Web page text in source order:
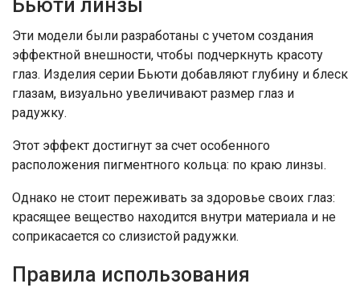
Бьюти линзы
Эти модели были разработаны с учетом создания
эффектной внешности, чтобы подчеркнуть красоту
глаз. Изделия серии Бьюти добавляют глубину и блеск
глазам, визуально увеличивают размер глаз и
радужку.
Этот эффект достигнут за счет особенного
расположения пигментного кольца: по краю линзы.
Однако не стоит переживать за здоровье своих глаз:
красящее вещество находится внутри материала и не
соприкасается со слизистой радужки.
Правила использования